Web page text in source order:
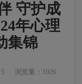
守护成
年心理
集锦
浏览量：1026